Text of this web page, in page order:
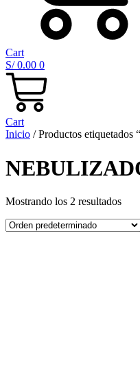
Cart
S/0.00 0
Cart
Inicio / Productos
Mostrando los 2 resultados